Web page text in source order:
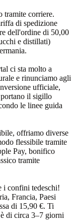
tramite corriere.
di spedizione
dell'ordine di 50,00
e distillati)
ci sta molto a
e rinunciamo agli
ufficiale,
il sigillo
le linee guida
offriamo diverse
flessibile tramite
Pay, bonifico
tramite
i confini tedeschi!
Francia, Paesi
di 15,90 €. Ti
di circa 3–7 giorni